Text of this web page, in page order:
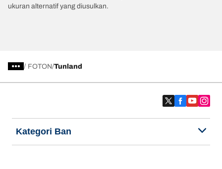
ukuran alternatif yang diusulkan.
/ FOTON Tunland
Kategori Ban